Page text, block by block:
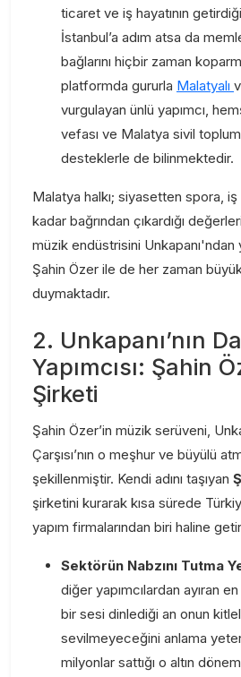
ticaret ve iş hayatının
İstanbul’a adım atsa da
bağlarını hiçbir zaman
platformda gururla Malatyalı
vurgulayan ünlü yapımcı,
vefası ve Malatya sivil
desteklerle de bilinmektedir.
Malatya halkı; siyasetten spora, iş
kadar bağrından çıkardığı
müzik endüstrisini Unkapanı'ndan
Şahin Özer ile de her zaman
duymaktadır.
2. Unkapanı’nın
Yapımcısı: Şahin
Şirketi
Şahin Özer’in müzik serüveni,
Çarşısı’nın o meşhur ve büyülü
şekillenmiştir. Kendi adını taşıyan
şirketini kurarak kısa sürede
yapım firmalarından biri haline
Sektörün Nabzını Tutma
diğer yapımcılardan ayıran
bir sesi dinlediği an onun
sevilmeyeceğini anlama
milyonlar sattığı o altın